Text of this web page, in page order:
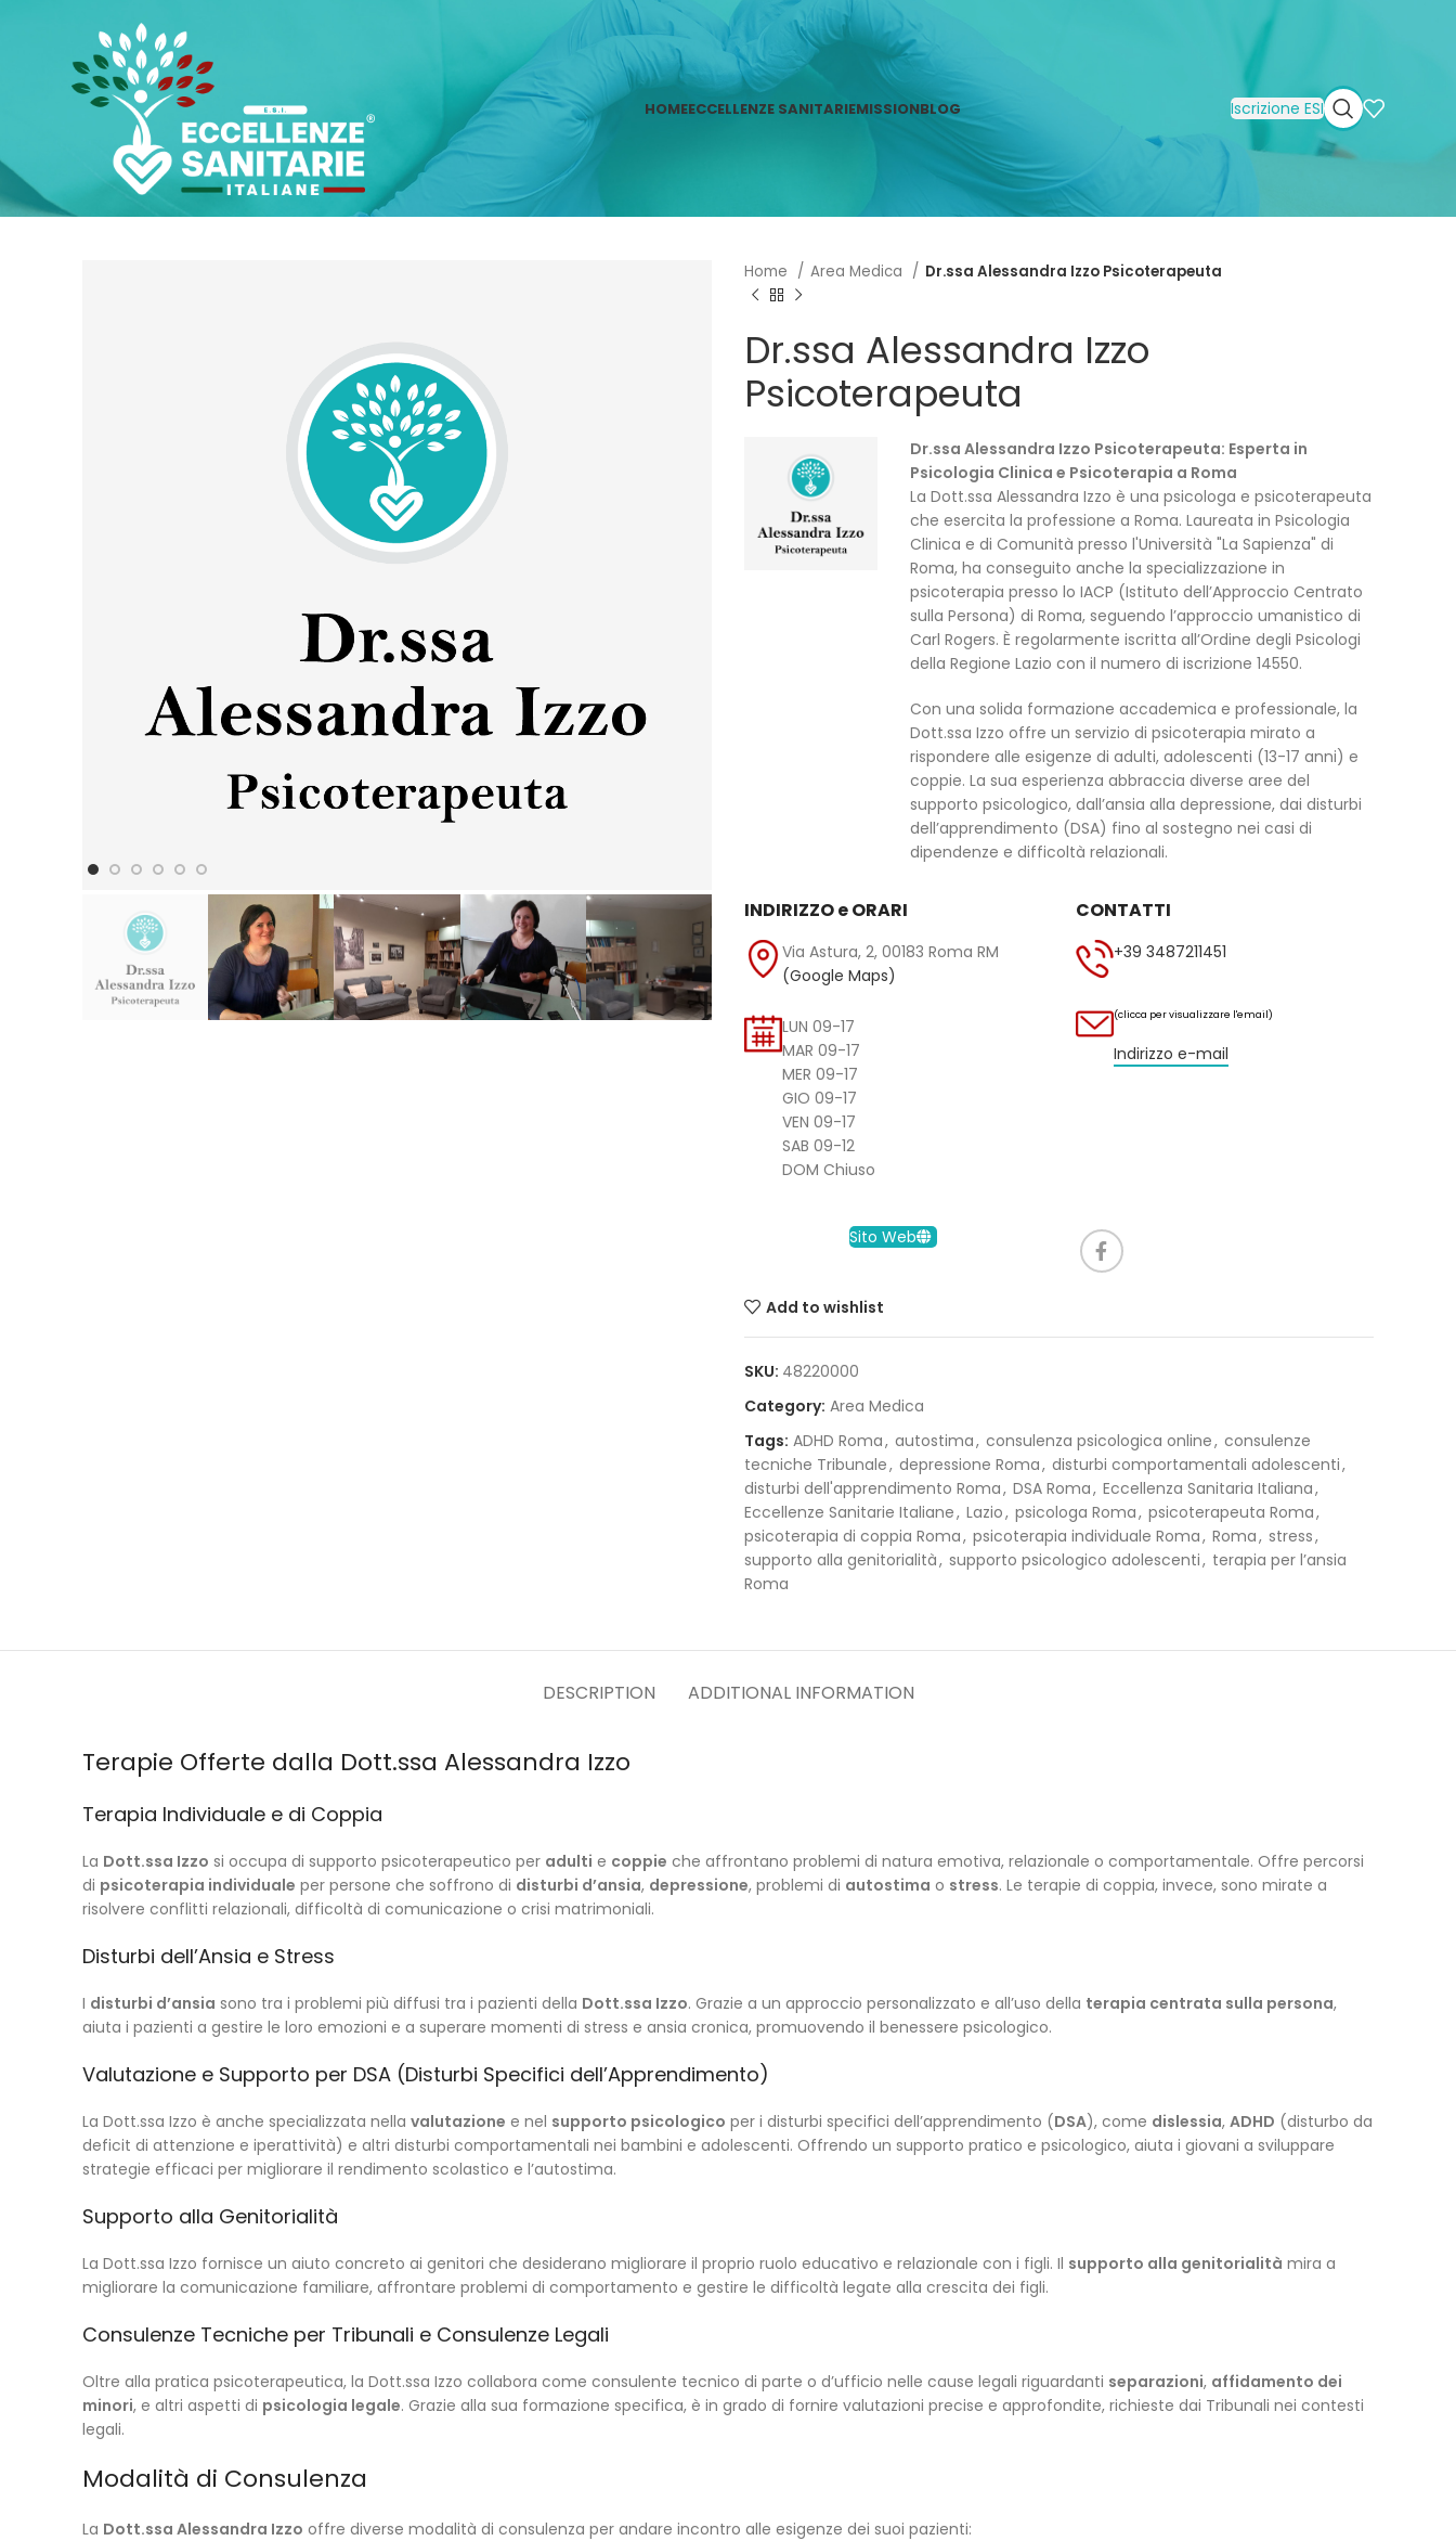
HOMEECCELLENZE SANITARIEMISSIONBLOG Iscrizione ESI
Home Area Medica Dr.ssa Alessandra Izzo Psicoterapeuta
Dr.ssa Alessandra Izzo
Psicoterapeuta
Dr.ssa Alessandra Izzo Psicoterapeuta: Esperta in
Psicologia Clinica e Psicoterapia a Roma
La Dott.ssa Alessandra Izzo è una psicologa e psicoterapeuta
che esercita la professione a Roma. Laureata in Psicologia
Clinica e di Comunità presso l'Università "La Sapienza" di
Roma, ha conseguito anche la specializzazione in
psicoterapia presso lo IACP (Istituto dell’Approccio Centrato
sulla Persona) di Roma, seguendo l’approccio umanistico di
Carl Rogers. È regolarmente iscritta all’Ordine degli Psicologi
della Regione Lazio con il numero di iscrizione 14550.
Con una solida formazione accademica e professionale, la
Dott.ssa Izzo offre un servizio di psicoterapia mirato a
rispondere alle esigenze di adulti, adolescenti (13-17 anni) e
coppie. La sua esperienza abbraccia diverse aree del
supporto psicologico, dall’ansia alla depressione, dai disturbi
dell’apprendimento (DSA) fino al sostegno nei casi di
dipendenze e difficoltà relazionali.
INDIRIZZO e ORARI
Via Astura, 2, 00183 Roma RM
(Google Maps)
LUN 09-17
MAR 09-17
MER 09-17
GIO 09-17
VEN 09-17
SAB 09-12
DOM Chiuso
CONTATTI
+39 3487211451
(clicca per visualizzare l'email)
Indirizzo e-mail
Sito Web
Add to wishlist
SKU: 48220000
Category: Area Medica
Tags: ADHD Roma, autostima, consulenza psicologica online, consulenze
tecniche Tribunale, depressione Roma, disturbi comportamentali adolescenti,
disturbi dell'apprendimento Roma, DSA Roma, Eccellenza Sanitaria Italiana,
Eccellenze Sanitarie Italiane, Lazio, psicologa Roma, psicoterapeuta Roma,
psicoterapia di coppia Roma, psicoterapia individuale Roma, Roma, stress,
supporto alla genitorialità, supporto psicologico adolescenti, terapia per l’ansia
Roma
DESCRIPTION ADDITIONAL INFORMATION
Terapie Offerte dalla Dott.ssa Alessandra Izzo
Terapia Individuale e di Coppia
La Dott.ssa Izzo si occupa di supporto psicoterapeutico per adulti e coppie che affrontano problemi di natura emotiva, relazionale o comportamentale. Offre percorsi
di psicoterapia individuale per persone che soffrono di disturbi d’ansia, depressione, problemi di autostima o stress. Le terapie di coppia, invece, sono mirate a
risolvere conflitti relazionali, difficoltà di comunicazione o crisi matrimoniali.
Disturbi dell’Ansia e Stress
I disturbi d’ansia sono tra i problemi più diffusi tra i pazienti della Dott.ssa Izzo. Grazie a un approccio personalizzato e all’uso della terapia centrata sulla persona,
aiuta i pazienti a gestire le loro emozioni e a superare momenti di stress e ansia cronica, promuovendo il benessere psicologico.
Valutazione e Supporto per DSA (Disturbi Specifici dell’Apprendimento)
La Dott.ssa Izzo è anche specializzata nella valutazione e nel supporto psicologico per i disturbi specifici dell’apprendimento (DSA), come dislessia, ADHD (disturbo da
deficit di attenzione e iperattività) e altri disturbi comportamentali nei bambini e adolescenti. Offrendo un supporto pratico e psicologico, aiuta i giovani a sviluppare
strategie efficaci per migliorare il rendimento scolastico e l’autostima.
Supporto alla Genitorialità
La Dott.ssa Izzo fornisce un aiuto concreto ai genitori che desiderano migliorare il proprio ruolo educativo e relazionale con i figli. Il supporto alla genitorialità mira a
migliorare la comunicazione familiare, affrontare problemi di comportamento e gestire le difficoltà legate alla crescita dei figli.
Consulenze Tecniche per Tribunali e Consulenze Legali
Oltre alla pratica psicoterapeutica, la Dott.ssa Izzo collabora come consulente tecnico di parte o d’ufficio nelle cause legali riguardanti separazioni, affidamento dei
minori, e altri aspetti di psicologia legale. Grazie alla sua formazione specifica, è in grado di fornire valutazioni precise e approfondite, richieste dai Tribunali nei contesti
legali.
Modalità di Consulenza
La Dott.ssa Alessandra Izzo offre diverse modalità di consulenza per andare incontro alle esigenze dei suoi pazienti: